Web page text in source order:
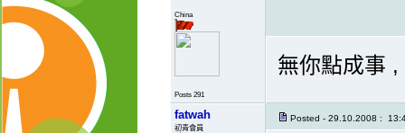
China
Posts 291
無你點成事
fatwah
初青會員
Posted - 29.10.2008 :